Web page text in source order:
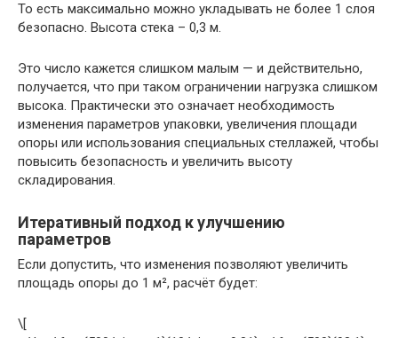
То есть максимально можно укладывать не более 1 слоя
безопасно. Высота стека – 0,3 м.
Это число кажется слишком малым — и действительно,
получается, что при таком ограничении нагрузка слишком
высока. Практически это означает необходимость
изменения параметров упаковки, увеличения площади
опоры или использования специальных стеллажей, чтобы
повысить безопасность и увеличить высоту
складирования.
Итеративный подход к улучшению
параметров
Если допустить, что изменения позволяют увеличить
площадь опоры до 1 м², расчёт будет:
\[